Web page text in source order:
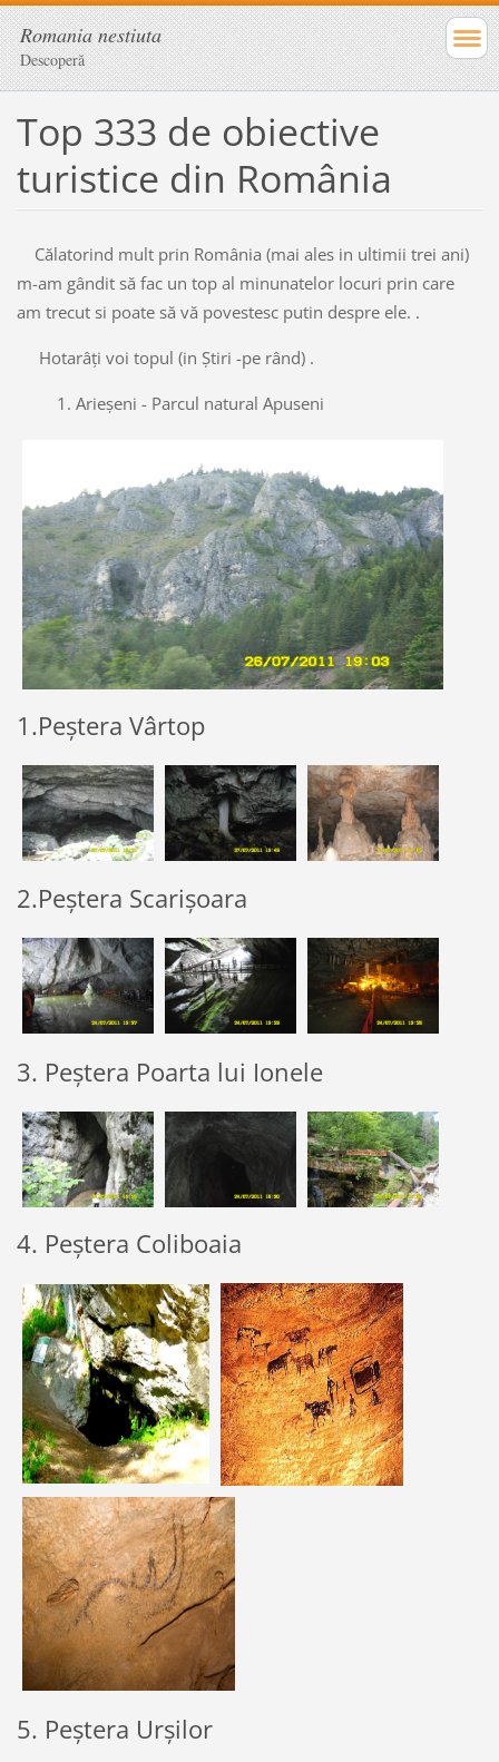
Romania nestiuta
Descoperă
Top 333 de obiective
turistice din România
Călatorind mult prin România (mai ales in ultimii trei ani)
m-am gândit să fac un top al minunatelor locuri prin care
am trecut si poate să vă povestesc putin despre ele. .
Hotarâți voi topul (in Știri -pe rând) .
1. Arieșeni - Parcul natural Apuseni
1.Peștera Vârtop
2.Peștera Scarișoara
3. Peștera Poarta lui Ionele
4. Peștera Coliboaia
5. Peștera Urșilor